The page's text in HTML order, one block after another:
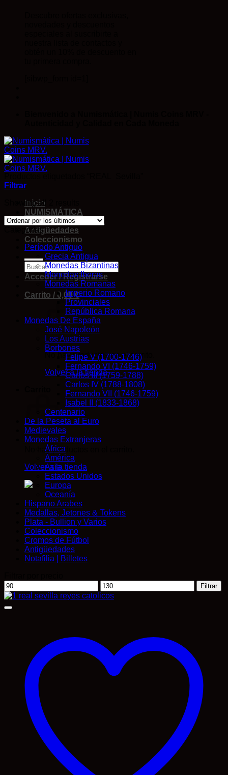
Inicio
NUMISMÁTICA
Cromos DE FUTBOL
Antigüedades
Coleccionismo
Acceder / Registrarse
Carrito / 0,00€
No hay productos en el carrito.
Volver a la tienda
No hay productos en el carrito.
Volver a la tienda
Filtrar
Showing all 2 results
Categorías
Período Antiguo
Grecia Antigua
Monedas Bizantinas
Monedas Iberas
Monedas Romanas
Imperio Romano
Provinciales
República Romana
Monedas De España
José Napoleón
Los Austrias
Borbones
Felipe V (1700-1746)
Fernando VI (1746-1759)
Carlos III (1759-1788)
Carlos IV (1788-1808)
Fernando VII (1746-1759)
Isabel II (1833-1868)
Centenario
De la Peseta al Euro
Medievales
Monedas Extranjeras
África
América
Asia
Estados Unidos
Europa
Oceanía
Hispano Arabes
Medallas, Jetones & Tokens
Plata - Bullion y Varios
Coleccionismo
Cromos de Fútbol
Antigüedades
Notafilia | Billetes
Precio
mínimo
Precio
máximo
Filtrar